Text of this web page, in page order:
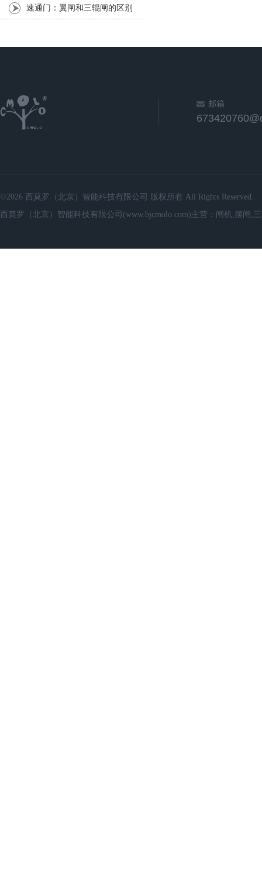
素
速通门：翼闸和三辊闸的区别
邮箱
©2026 西莫罗（北京）智能科技有限公司 版权所有 All Rights Reserved.
西莫罗（北京）智能科技有限公司(www.bjcmolo.com)主营：闸机,摆闸,